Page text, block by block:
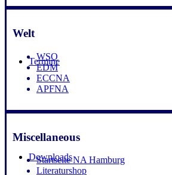
Termine
Downloads
Welt
WSO
EDM
ECCNA
APFNA
Miscellaneous
Startseite NA Hamburg
Literaturshop